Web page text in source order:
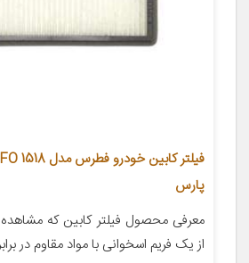
پارس
معرفی محصول فیلتر کابین که
از یک فریم اسخوانی با مواد مقاوم در